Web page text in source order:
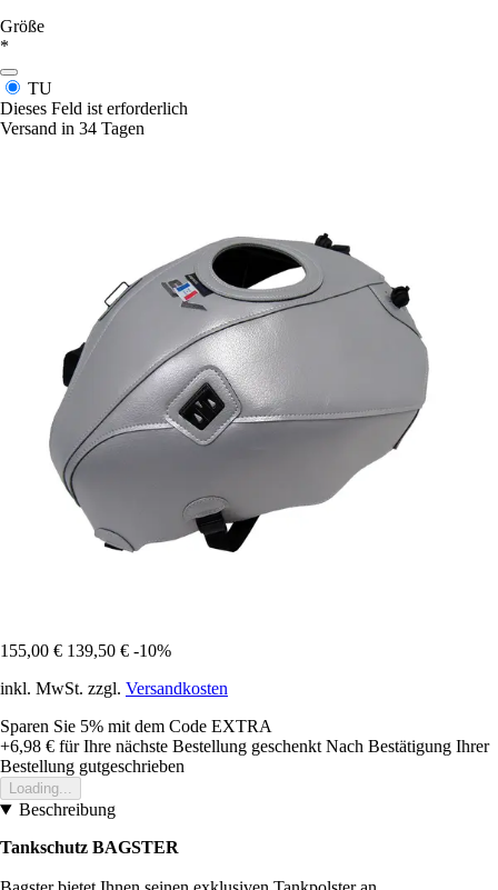
Größe
*
TU
Dieses Feld ist erforderlich
Versand in 34 Tagen
155,00 € 139,50 € -10%
inkl. MwSt. zzgl. Versandkosten
Sparen Sie 5% mit dem Code EXTRA
+6,98 € für Ihre nächste Bestellung geschenkt Nach Bestätigung Ihrer
Bestellung gutgeschrieben
Loading...
Beschreibung
Tankschutz BAGSTER